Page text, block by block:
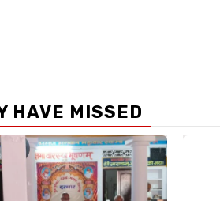
HAVE MISSED